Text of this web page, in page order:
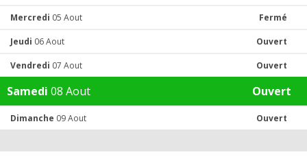
Mercredi 05 Aout Fermé
Jeudi 06 Aout Ouvert
Vendredi 07 Aout Ouvert
Samedi 08 Aout Ouvert
Dimanche 09 Aout Ouvert